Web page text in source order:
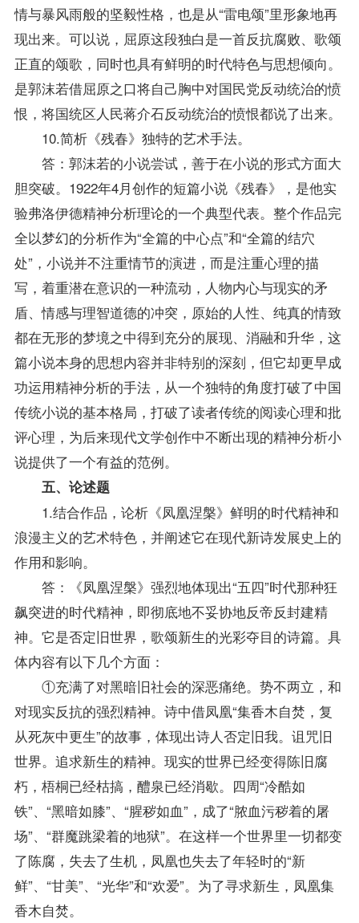
情与暴风雨般的坚毅性格，也是从“雷电颂”里形象地再
现出来。可以说，屈原这段独白是一首反抗腐败、歌颂
正直的颂歌，同时也具有鲜明的时代特色与思想倾向。
是郭沫若借屈原之口将自己胸中对国民党反动统治的愤
恨，将国统区人民蒋介石反动统治的愤恨都说了出来。
10.简析《残春》独特的艺术手法。
答：郭沫若的小说尝试，善于在小说的形式方面大
胆突破。1922年4月创作的短篇小说《残春》，是他实
验弗洛伊德精神分析理论的一个典型代表。整个作品完
全以梦幻的分析作为“全篇的中心点”和“全篇的结穴
处”，小说并不注重情节的演进，而是注重心理的描
写，着重潜在意识的一种流动，人物内心与现实的矛
盾、情感与理智道德的冲突，原始的人性、纯真的情致
都在无形的梦境之中得到充分的展现、消融和升华，这
篇小说本身的思想内容并非特别的深刻，但它却更早成
功运用精神分析的手法，从一个独特的角度打破了中国
传统小说的基本格局，打破了读者传统的阅读心理和批
评心理，为后来现代文学创作中不断出现的精神分析小
说提供了一个有益的范例。
五、论述题
1.结合作品，论析《凤凰涅槃》鲜明的时代精神和
浪漫主义的艺术特色，并阐述它在现代新诗发展史上的
作用和影响。
答：《凤凰涅槃》强烈地体现出“五四”时代那种狂
飙突进的时代精神，即彻底地不妥协地反帝反封建精
神。它是否定旧世界，歌颂新生的光彩夺目的诗篇。具
体内容有以下几个方面：
①充满了对黑暗旧社会的深恶痛绝。势不两立，和
对现实反抗的强烈精神。诗中借凤凰“集香木自焚，复
从死灰中更生”的故事，体现出诗人否定旧我。诅咒旧
世界。追求新生的精神。现实的世界已经变得陈旧腐
朽，梧桐已经枯搞，醴泉已经消歇。四周“冷酷如
铁”、“黑暗如膝”、“腥秽如血”，成了“脓血污秽着的屠
场”、“群魔跳梁着的地狱”。在这样一个世界里一切都变
了陈腐，失去了生机，凤凰也失去了年轻时的“新
鲜”、“甘美”、“光华”和“欢爱”。为了寻求新生，凤凰集
香木自焚。